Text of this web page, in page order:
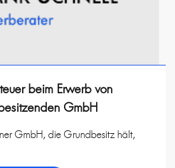
beim Erwerb von
GmbH
GmbH, die Grundbesitz hält,